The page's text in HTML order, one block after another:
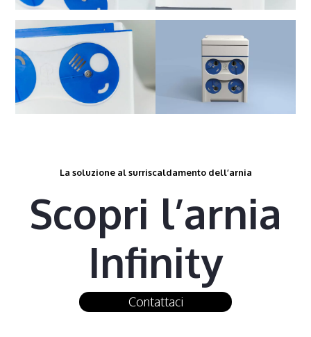
La soluzione al surriscaldamento dell’arnia
Scopri l’arnia
Infinity
Contattaci